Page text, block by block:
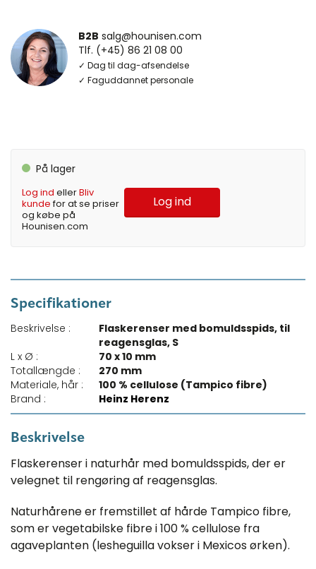
B2B salg@hounisen.com
Tlf. (+45) 86 21 08 00
✓ Dag til dag-afsendelse
✓ Faguddannet personale
På lager
Log ind ellerBliv
kundefor at se priser
og købe på
Hounisen.com
Log ind
Specifikationer
Beskrivelse :
Flaskerenser med bomuldsspids, til
reagensglas, S
L x Ø :
70 x 10 mm
Totallængde :
270 mm
Materiale, hår :
100 % cellulose (Tampico fibre)
Brand :
Heinz Herenz
Beskrivelse
Flaskerenser i naturhår med bomuldsspids, der er
velegnet til rengøring af reagensglas.
Naturhårene er fremstillet af hårde Tampico fibre,
som er vegetabilske fibre i 100 % cellulose fra
agaveplanten (lesheguilla vokser i Mexicos ørken).